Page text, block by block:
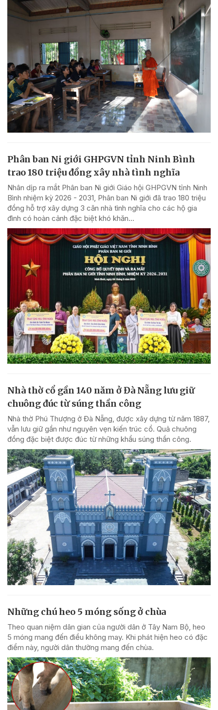
Phân ban Ni giới GHPGVN tỉnh Ninh Bình
trao 180 triệu đồng xây nhà tình nghĩa
Nhân dịp ra mắt Phân ban Ni giới Giáo hội GHPGVN tỉnh Ninh
Bình nhiệm kỳ 2026 - 2031, Phân ban Ni giới đã trao 180 triệu
đồng hỗ trợ xây dựng 3 căn nhà tình nghĩa cho các hộ gia
đình có hoàn cảnh đặc biệt khó khăn...
Nhà thờ cổ gần 140 năm ở Đà Nẵng lưu giữ
chuông đúc từ súng thần công
Nhà thờ Phú Thượng ở Đà Nẵng, được xây dựng từ năm 1887,
vẫn lưu giữ gần như nguyên vẹn kiến trúc cổ. Quả chuông
đồng đặc biệt được đúc từ những khẩu súng thần công.
Những chú heo 5 móng sống ở chùa
Theo quan niệm dân gian của người dân ở Tây Nam Bộ, heo
5 móng mang đến điều không may. Khi phát hiện heo có đặc
điểm này, người dân thường mang đến chùa.